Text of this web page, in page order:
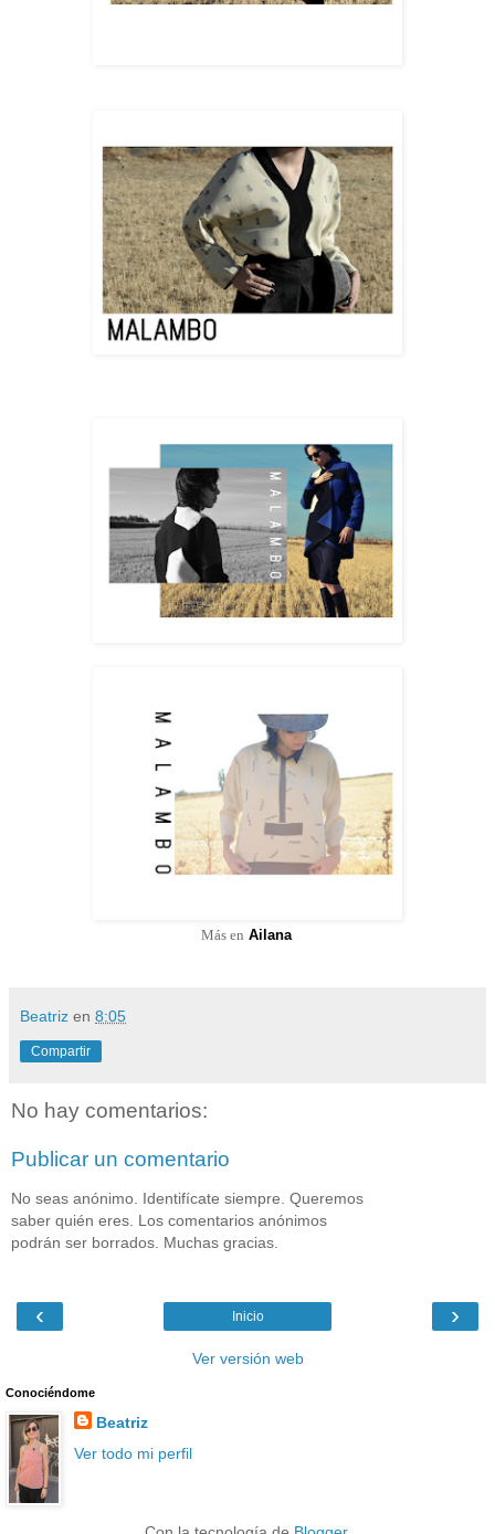
Más en Ailana
Beatriz en 8:05
Compartir
No hay comentarios:
Publicar un comentario
No seas anónimo. Identifícate siempre. Queremos
saber quién eres. Los comentarios anónimos
podrán ser borrados. Muchas gracias.
‹ ›
Inicio
Ver versión web
Conociéndome
Beatriz
Ver todo mi perfil